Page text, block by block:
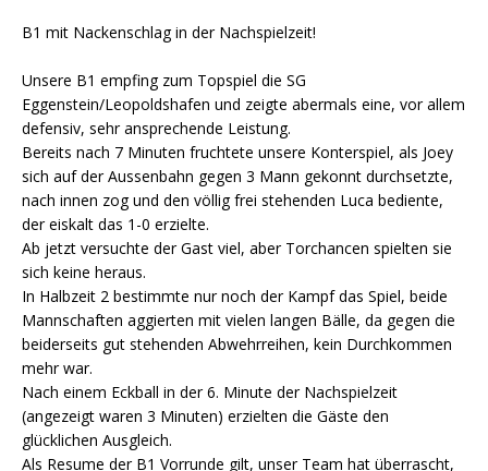
B1 mit Nackenschlag in der Nachspielzeit!
Unsere B1 empfing zum Topspiel die SG
Eggenstein/Leopoldshafen und zeigte abermals eine, vor allem
defensiv, sehr ansprechende Leistung.
Bereits nach 7 Minuten fruchtete unsere Konterspiel, als Joey
sich auf der Aussenbahn gegen 3 Mann gekonnt durchsetzte,
nach innen zog und den völlig frei stehenden Luca bediente,
der eiskalt das 1-0 erzielte.
Ab jetzt versuchte der Gast viel, aber Torchancen spielten sie
sich keine heraus.
In Halbzeit 2 bestimmte nur noch der Kampf das Spiel, beide
Mannschaften aggierten mit vielen langen Bälle, da gegen die
beiderseits gut stehenden Abwehrreihen, kein Durchkommen
mehr war.
Nach einem Eckball in der 6. Minute der Nachspielzeit
(angezeigt waren 3 Minuten) erzielten die Gäste den
glücklichen Ausgleich.
Als Resume der B1 Vorrunde gilt, unser Team hat überrascht,